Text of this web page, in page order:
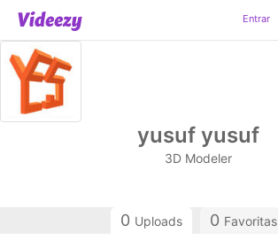
Entrar
yusuf yusuf
3D Modeler
0 Uploads 0 Favoritas